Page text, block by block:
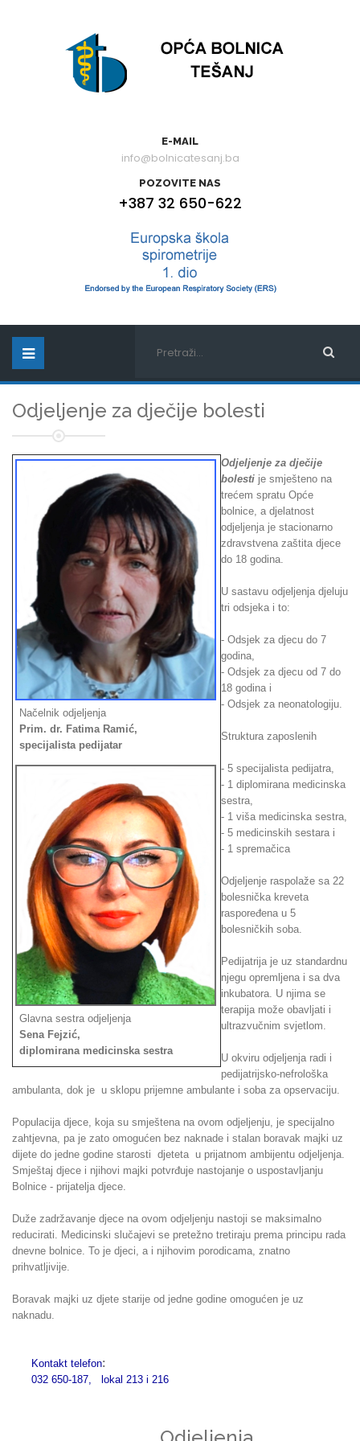
E-MAIL
info@bolnicatesanj.ba
POZOVITE NAS
+387 32 650-622
Odjeljenje za dječije bolesti
Načelnik odjeljenja
Prim. dr. Fatima Ramić,
specijalista pedijatar
Glavna sestra odjeljenja
Sena Fejzić,
diplomirana medicinska sestra
Odjeljenje za dječije
bolesti je smješteno na
trećem spratu Opće
bolnice, a djelatnost
odjeljenja je stacionarno
zdravstvena zaštita djece
do 18 godina.
U sastavu odjeljenja djeluju
tri odsjeka i to:
- Odsjek za djecu do 7
godina,
- Odsjek za djecu od 7 do
18 godina i
- Odsjek za neonatologiju.
Struktura zaposlenih
- 5 specijalista pedijatra,
- 1 diplomirana medicinska
sestra,
- 1 viša medicinska sestra,
- 5 medicinskih sestara i
- 1 spremačica
Odjeljenje raspolaže sa 22
bolesnička kreveta
raspoređena u 5
bolesničkih soba.
Pedijatrija je uz standardnu
njegu opremljena i sa dva
inkubatora. U njima se
terapija može obavljati i
ultrazvučnim svjetlom.
U okviru odjeljenja radi i
pedijatrijsko-nefrološka
ambulanta, dok je u sklopu prijemne ambulante i soba za opservaciju.
Populacija djece, koja su smještena na ovom odjeljenju, je specijalno
zahtjevna, pa je zato omogućen bez naknade i stalan boravak majki uz
dijete do jedne godine starosti djeteta u prijatnom ambijentu odjeljenja.
Smještaj djece i njihovi majki potvrđuje nastojanje o uspostavljanju
Bolnice - prijatelja djece.
Duže zadržavanje djece na ovom odjeljenju nastoji se maksimalno
reducirati. Medicinski slučajevi se pretežno tretiraju prema principu rada
dnevne bolnice. To je djeci, a i njihovim porodicama, znatno
prihvatljivije.
Boravak majki uz djete starije od jedne godine omogućen je uz
naknadu.
Kontakt telefon:
032 650-187, lokal 213 i 216